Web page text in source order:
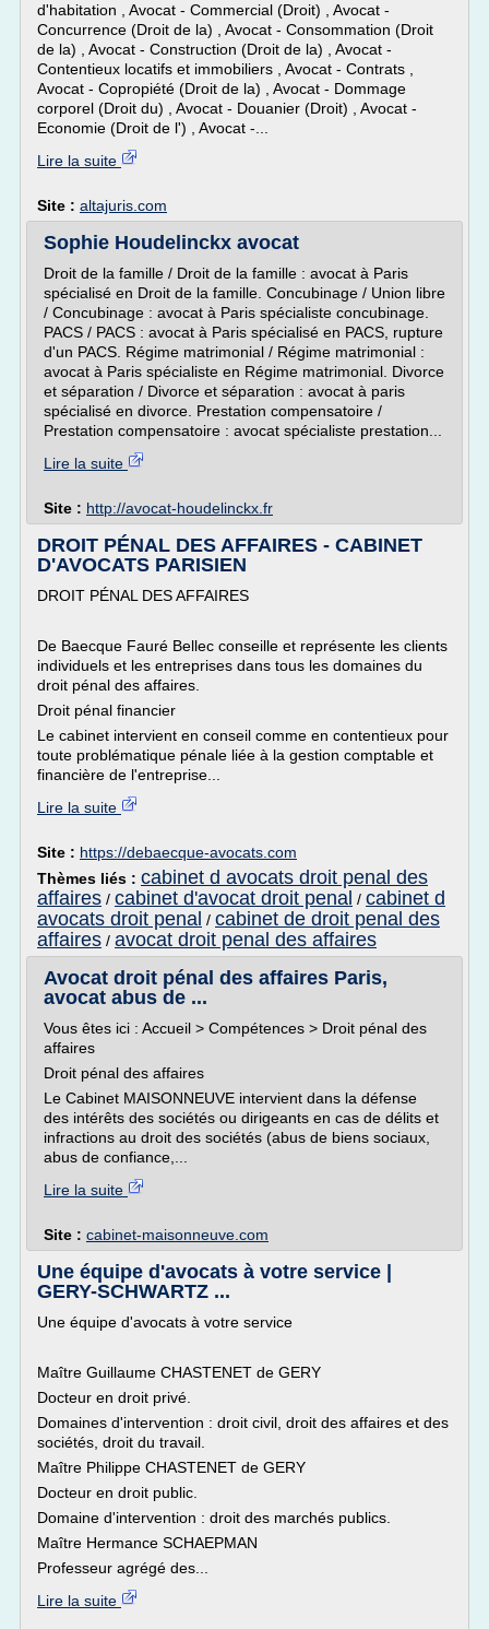
d'habitation , Avocat - Commercial (Droit) , Avocat -
Concurrence (Droit de la) , Avocat - Consommation (Droit
de la) , Avocat - Construction (Droit de la) , Avocat -
Contentieux locatifs et immobiliers , Avocat - Contrats ,
Avocat - Copropiété (Droit de la) , Avocat - Dommage
corporel (Droit du) , Avocat - Douanier (Droit) , Avocat -
Economie (Droit de l') , Avocat -...
Lire la suite
Site : altajuris.com
Sophie Houdelinckx avocat
Droit de la famille / Droit de la famille : avocat à Paris
spécialisé en Droit de la famille. Concubinage / Union libre
/ Concubinage : avocat à Paris spécialiste concubinage.
PACS / PACS : avocat à Paris spécialisé en PACS, rupture
d'un PACS. Régime matrimonial / Régime matrimonial :
avocat à Paris spécialiste en Régime matrimonial. Divorce
et séparation / Divorce et séparation : avocat à paris
spécialisé en divorce. Prestation compensatoire /
Prestation compensatoire : avocat spécialiste prestation...
Lire la suite
Site : http://avocat-houdelinckx.fr
DROIT PÉNAL DES AFFAIRES - CABINET
D'AVOCATS PARISIEN
DROIT PÉNAL DES AFFAIRES
De Baecque Fauré Bellec conseille et représente les clients
individuels et les entreprises dans tous les domaines du
droit pénal des affaires.
Droit pénal financier
Le cabinet intervient en conseil comme en contentieux pour
toute problématique pénale liée à la gestion comptable et
financière de l'entreprise...
Lire la suite
Site : https://debaecque-avocats.com
Thèmes liés : cabinet d avocats droit penal des
affaires / cabinet d'avocat droit penal / cabinet d
avocats droit penal / cabinet de droit penal des
affaires / avocat droit penal des affaires
Avocat droit pénal des affaires Paris,
avocat abus de ...
Vous êtes ici : Accueil > Compétences > Droit pénal des
affaires
Droit pénal des affaires
Le Cabinet MAISONNEUVE intervient dans la défense
des intérêts des sociétés ou dirigeants en cas de délits et
infractions au droit des sociétés (abus de biens sociaux,
abus de confiance,...
Lire la suite
Site : cabinet-maisonneuve.com
Une équipe d'avocats à votre service |
GERY-SCHWARTZ ...
Une équipe d'avocats à votre service
Maître Guillaume CHASTENET de GERY
Docteur en droit privé.
Domaines d'intervention : droit civil, droit des affaires et des
sociétés, droit du travail.
Maître Philippe CHASTENET de GERY
Docteur en droit public.
Domaine d'intervention : droit des marchés publics.
Maître Hermance SCHAEPMAN
Professeur agrégé des...
Lire la suite